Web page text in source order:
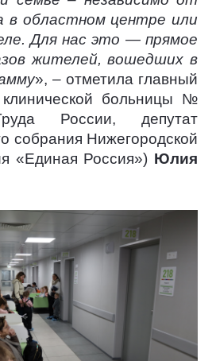
в областном центре или
Для нас это — прямое
жителей, вошедших в
», – отметила главный
клинической больницы №
России, депутат
собрания Нижегородской
«Единая Россия») Юлия